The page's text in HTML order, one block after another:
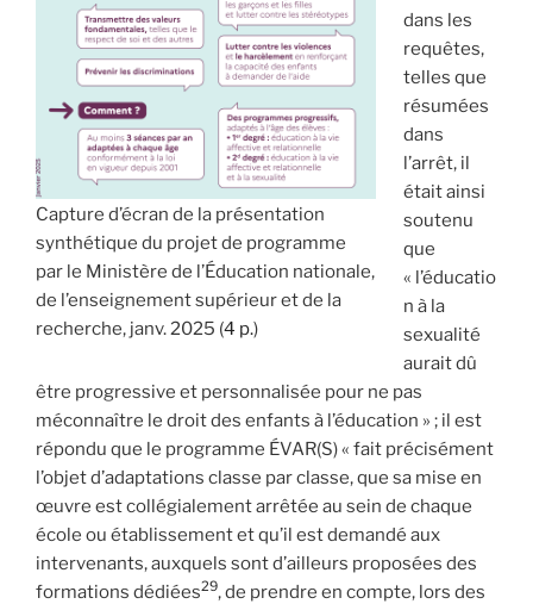
Capture d’écran de la présentation
synthétique du projet de programme
par le Ministère de l’Éducation nationale,
de l’enseignement supérieur et de la
recherche, janv. 2025 (4 p.)
dans les
requêtes,
telles que
résumées
dans
l’arrêt, il
était ainsi
soutenu
que
« l’éducatio
n à la
sexualité
aurait dû
être progressive et personnalisée pour ne pas
méconnaître le droit des enfants à l’éducation » ; il est
répondu que le programme ÉVAR(S) « fait précisément
l’objet d’adaptations classe par classe, que sa mise en
œuvre est collégialement arrêtée au sein de chaque
école ou établissement et qu’il est demandé aux
intervenants, auxquels sont d’ailleurs proposées des
formations dédiées29, de prendre en compte, lors des